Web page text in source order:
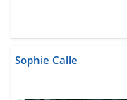
Sophie Calle